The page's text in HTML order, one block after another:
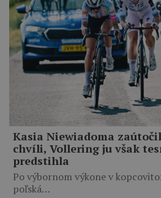
Kasia Niewiadoma
chvíli, Vollering ju však
predstihla
Po výbornom výkone v
poľská…